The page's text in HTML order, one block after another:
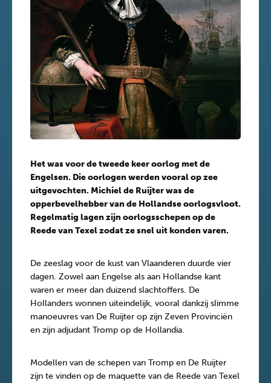
Het was voor de tweede keer oorlog met de
Engelsen. Die oorlogen werden vooral op zee
uitgevochten. Michiel de Ruijter was de
opperbevelhebber van de Hollandse oorlogsvloot.
Regelmatig lagen zijn oorlogsschepen op de
Reede van Texel zodat ze snel uit konden varen.
De zeeslag voor de kust van Vlaanderen duurde vier
dagen. Zowel aan Engelse als aan Hollandse kant
waren er meer dan duizend slachtoffers. De
Hollanders wonnen uiteindelijk, vooral dankzij slimme
manoeuvres van De Ruijter op zijn Zeven Provinciën
en zijn adjudant Tromp op de Hollandia.
Modellen van de schepen van Tromp en De Ruijter
zijn te vinden op de maquette van de Reede van Texel